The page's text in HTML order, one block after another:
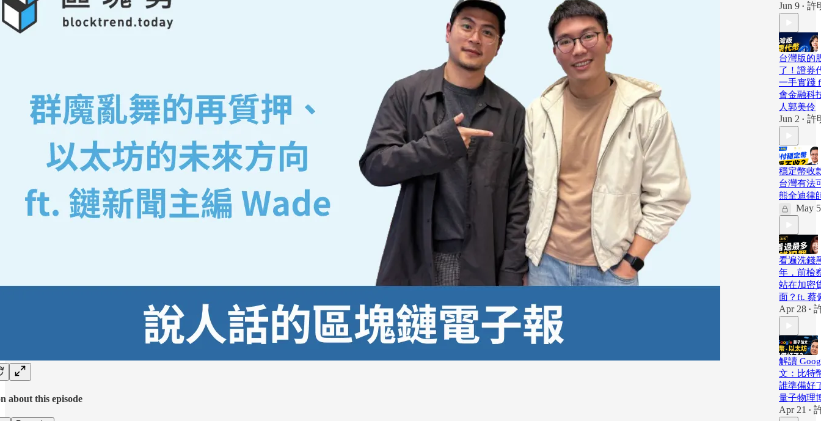
about this episode
Jun 9 • 許
台灣版的
了！證券
一手實踐
會金融科
人郭美伶
Jun 2 • 許
穩定幣收
台灣有法
熊全迪律
May 5
看遍洗錢
年，前檢
站在加密
面？ft. 蔡
Apr 28 •
解讀
文：比特
誰準備好
量子物理
Apr 21 •